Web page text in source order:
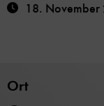
18. November
Ort